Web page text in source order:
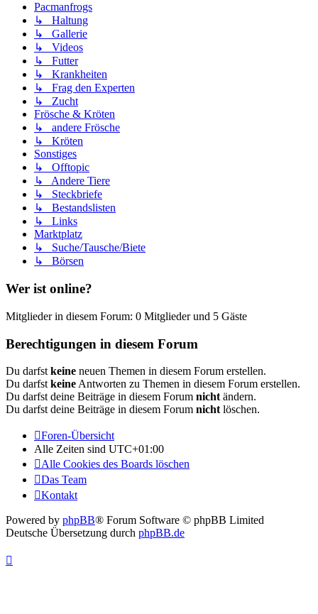
Pacmanfrogs
↳ Haltung
↳ Gallerie
↳ Videos
↳ Futter
↳ Krankheiten
↳ Frag den Experten
↳ Zucht
Frösche & Kröten
↳ andere Frösche
↳ Kröten
Sonstiges
↳ Offtopic
↳ Andere Tiere
↳ Steckbriefe
↳ Bestandslisten
↳ Links
Marktplatz
↳ Suche/Tausche/Biete
↳ Börsen
Wer ist online?
Mitglieder in diesem Forum: 0 Mitglieder und 5 Gäste
Berechtigungen in diesem Forum
Du darfst keine neuen Themen in diesem Forum erstellen.
Du darfst keine Antworten zu Themen in diesem Forum erstellen.
Du darfst deine Beiträge in diesem Forum nicht ändern.
Du darfst deine Beiträge in diesem Forum nicht löschen.
Foren-Übersicht
Alle Zeiten sind UTC+01:00
Alle Cookies des Boards löschen
Das Team
Kontakt
Powered by phpBB® Forum Software © phpBB Limited
Deutsche Übersetzung durch phpBB.de